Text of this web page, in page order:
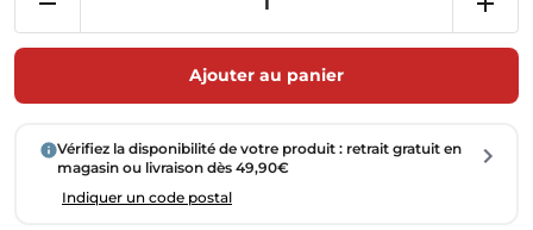
Ajouter au panier
Vérifiez la disponibilité de votre produit : retrait gratuit en
magasin ou livraison dès 49,90€
Indiquer un code postal